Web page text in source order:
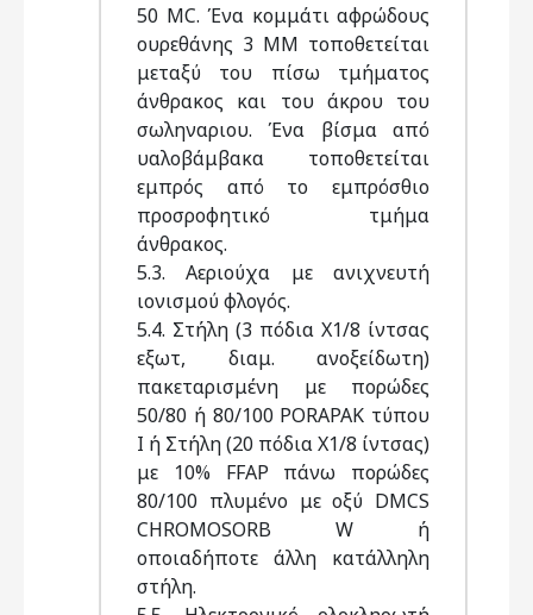
50 MC. Ένα κομμάτι αφρώδους
ουρεθάνης 3 ΜΜ τοποθετείται
μεταξύ του πίσω τμήματος
άνθρακος και του άκρου του
σωληναριου. Ένα βίσμα από
υαλοβάμβακα τοποθετείται
εμπρός από το εμπρόσθιο
προσροφητικό τμήμα
άνθρακος.
5.3. Αεριούχα με ανιχνευτή
ιονισμού φλογός.
5.4. Στήλη (3 πόδια Χ1/8 ίντσας
εξωτ, διαμ. ανοξείδωτη)
πακεταρισμένη με πορώδες
50/80 ή 80/100 PORAPAK τύπου
Ι ή Στήλη (20 πόδια Χ1/8 ίντσας)
με 10% FFAP πάνω πορώδες
80/100 πλυμένο με οξύ DMCS
CHROMOSORB W ή
οποιαδήποτε άλλη κατάλληλη
στήλη.